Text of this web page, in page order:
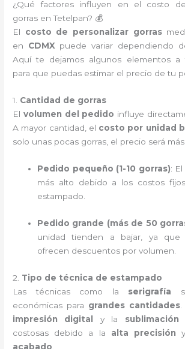
¿Qué factores influyen en el costo
gorras en Tetelpan? 💰
El costo de personalizar gorras
en CDMXpuede variar dependiendo
Aquí te dejamos algunos elementos
para que puedas estimar el precio de tu
1. Cantidad de gorras
El volumen del pedido influye
A mayor cantidad, el costo por unidad
solo unas pocas gorras, el precio será más
Pedido pequeño (1-10 gorras):
más alto debido a los costos
estampado.
Pedido grande (más de 50
unidad tienden a bajar, ya que
ofrecen descuentos por volumen.
2. Tipo de técnica de estampado
Las técnicas como la serigrafía
económicas para grandes cantidades
impresión digital
y la sublimación
costosas debido a la alta precisión
acabado